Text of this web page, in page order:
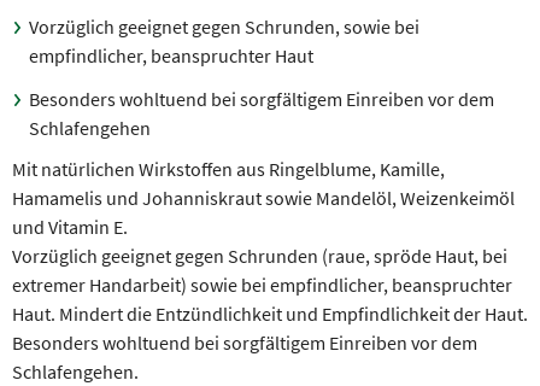
Vorzüglich geeignet gegen Schrunden, sowie bei
empfindlicher, beanspruchter Haut
Besonders wohltuend bei sorgfältigem Einreiben vor dem
Schlafengehen
Mit natürlichen Wirkstoffen aus Ringelblume, Kamille,
Hamamelis und Johanniskraut sowie Mandelöl, Weizenkeimöl
und Vitamin E.
Vorzüglich geeignet gegen Schrunden (raue, spröde Haut, bei
extremer Handarbeit) sowie bei empfindlicher, beanspruchter
Haut. Mindert die Entzündlichkeit und Empfindlichkeit der Haut.
Besonders wohltuend bei sorgfältigem Einreiben vor dem
Schlafengehen.